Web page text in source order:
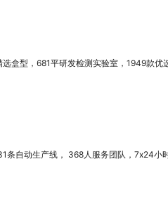
盒型，681平研发检测实验室，1949款优
条自动生产线， 368人服务团队，7x24小